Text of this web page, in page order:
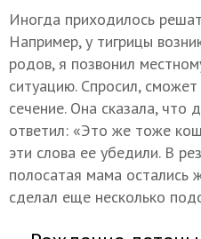
Иногда приходилось
Например, у тигрицы
родов, я позвонил
ситуацию. Спросил,
сечение. Она сказала, что
ответил: «Это же тоже
эти слова ее убедили. В
полосатая мама остались
сделал еще несколько